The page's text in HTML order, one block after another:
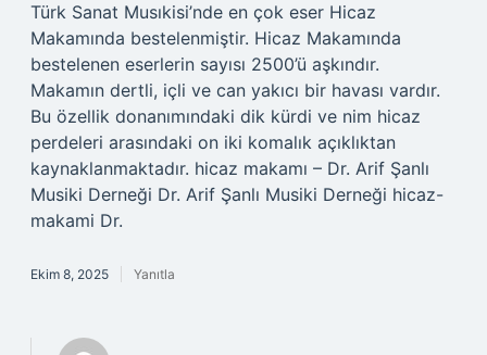
Türk Sanat Musıkisi’nde en çok eser Hicaz
Makamında bestelenmiştir. Hicaz Makamında
bestelenen eserlerin sayısı 2500’ü aşkındır.
Makamın dertli, içli ve can yakıcı bir havası vardır.
Bu özellik donanımındaki dik kürdi ve nim hicaz
perdeleri arasındaki on iki komalık açıklıktan
kaynaklanmaktadır. hicaz makamı – Dr. Arif Şanlı
Musiki Derneği Dr. Arif Şanlı Musiki Derneği hicaz-
makami Dr.
Ekim 8, 2025 Yanıtla